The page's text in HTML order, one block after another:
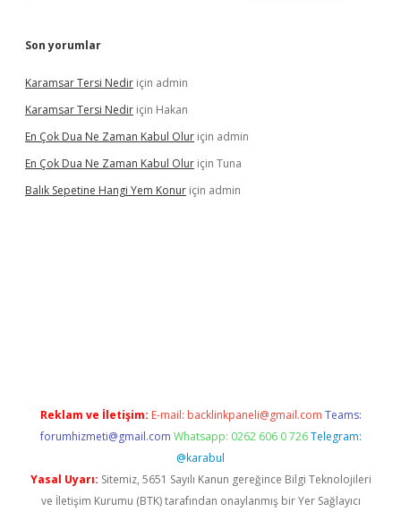
Son yorumlar
Karamsar Tersi Nedir için admin
Karamsar Tersi Nedir için Hakan
En Çok Dua Ne Zaman Kabul Olur için admin
En Çok Dua Ne Zaman Kabul Olur için Tuna
Balık Sepetine Hangi Yem Konur için admin
Reklam ve İletişim: E-mail: backlinkpaneli@gmail.com Teams:
forumhizmeti@gmail.com Whatsapp: 0262 606 0 726 Telegram:
@karabul
Yasal Uyarı: Sitemiz, 5651 Sayılı Kanun gereğince Bilgi Teknolojileri
ve İletişim Kurumu (BTK) tarafından onaylanmış bir Yer Sağlayıcı